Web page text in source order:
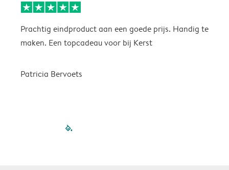
Prachtig eindproduct aan een goede prijs. Handig te
maken. Een topcadeau voor bij Kerst
Patricia Bervoets
filled-pagination